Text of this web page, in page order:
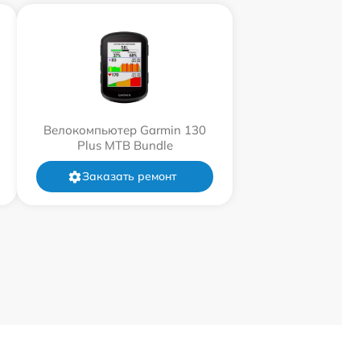
Велокомпьютер Garmin 130
Plus MTB Bundle
Заказать ремонт